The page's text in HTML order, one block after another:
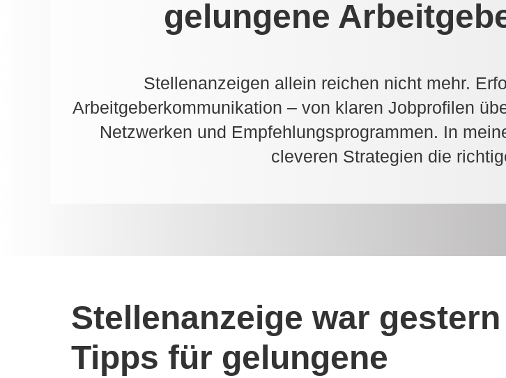
gelungene
Stellenanzeigen allein reichen nicht mehr.
Arbeitgeberkommunikation – von klaren Jobprofilen
Netzwerken und Empfehlungsprogrammen. In
cleveren Strategien die
Stellenanzeige war gestern
Tipps für gelungene